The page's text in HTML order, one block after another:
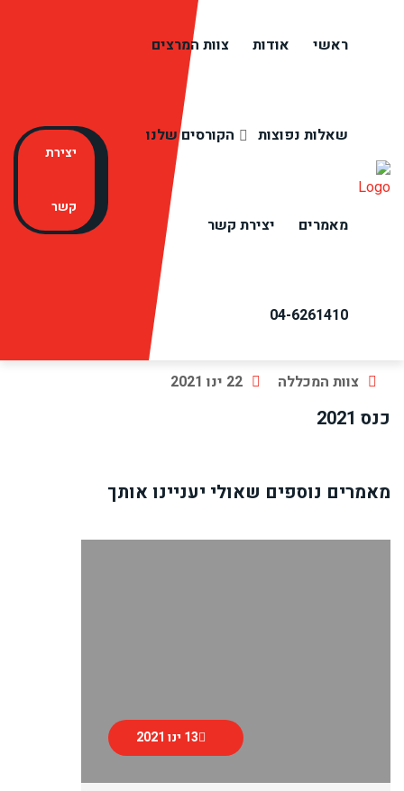
ראשי אודות צוות המרצים
שאלות נפוצות הקורסים שלנו
מאמרים יצירת קשר
04-6261410
יצירת
קשר
כנס 2021
כנס 2021
צוות המכללה 22 ינו 2021
כנס 2021
מאמרים נוספים שאולי יעניינו אותך
13 ינו 2021